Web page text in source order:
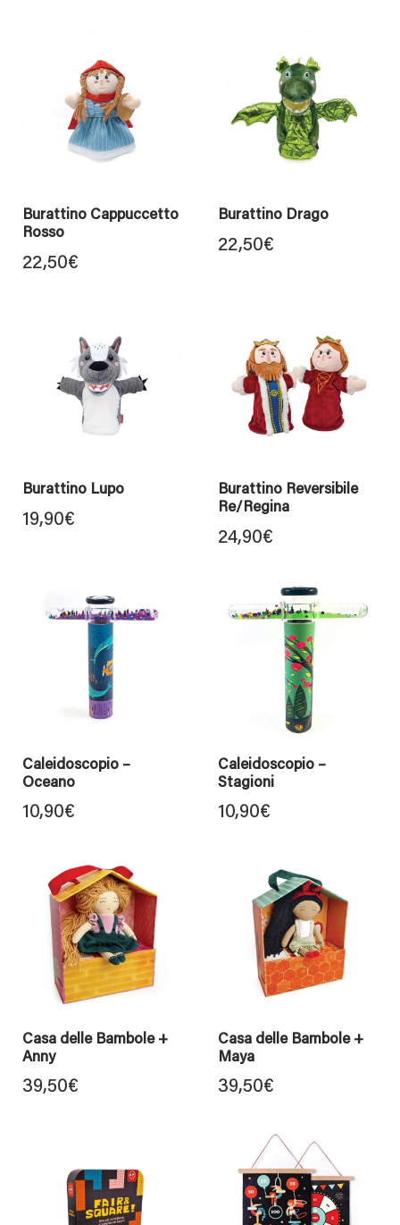
Burattino Cappuccetto
Rosso
22,50€
Burattino Drago
22,50€
Burattino Lupo
19,90€
Burattino Reversibile
Re/Regina
24,90€
Caleidoscopio –
Oceano
10,90€
Caleidoscopio –
Stagioni
10,90€
Casa delle Bambole +
Anny
39,50€
Casa delle Bambole +
Maya
39,50€